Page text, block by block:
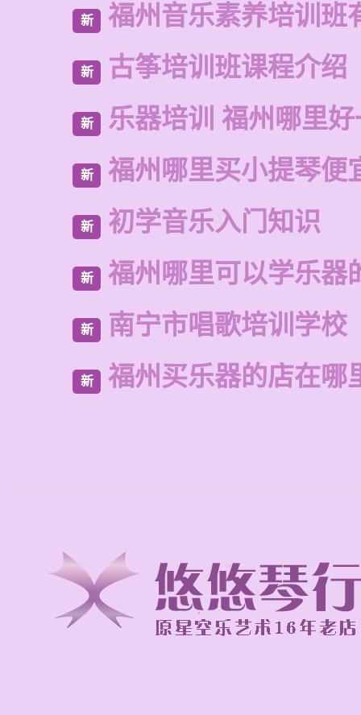
新 福州音乐素养培训班
新 古筝培训班课程介绍
新 乐器培训 福州哪里
新 福州哪里买小提琴便
新 初学音乐入门知识
新 福州哪里可以学乐器
新 南宁市唱歌培训学校
新 福州买乐器的店在哪